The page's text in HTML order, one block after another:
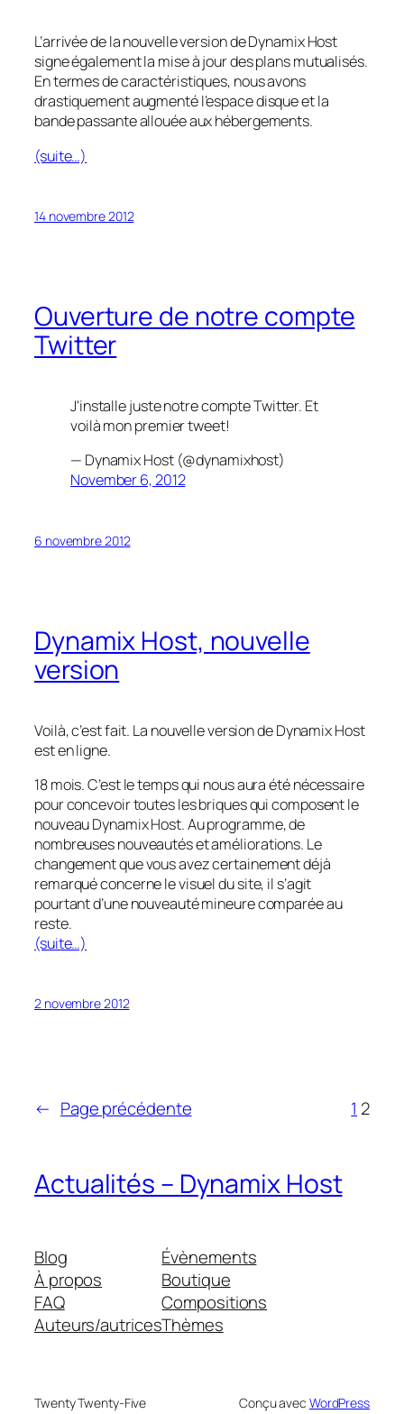
L’arrivée de la nouvelle version de Dynamix Host
signe également la mise à jour des plans mutualisés.
En termes de caractéristiques, nous avons
drastiquement augmenté l’espace disque et la
bande passante allouée aux hébergements.
(suite…)
14 novembre 2012
Ouverture de notre compte
Twitter
J'installe juste notre compte Twitter. Et
voilà mon premier tweet!
— Dynamix Host (@dynamixhost)
November 6, 2012
6 novembre 2012
Dynamix Host, nouvelle
version
Voilà, c’est fait. La nouvelle version de Dynamix Host
est en ligne.
18 mois. C’est le temps qui nous aura été nécessaire
pour concevoir toutes les briques qui composent le
nouveau Dynamix Host. Au programme, de
nombreuses nouveautés et améliorations. Le
changement que vous avez certainement déjà
remarqué concerne le visuel du site, il s’agit
pourtant d’une nouveauté mineure comparée au
reste.
(suite…)
2 novembre 2012
← Page précédente 1 2
Actualités – Dynamix Host
Blog
À propos
FAQ
Auteurs/autrices
Évènements
Boutique
Compositions
Thèmes
Twenty Twenty-Five Conçu avec WordPress